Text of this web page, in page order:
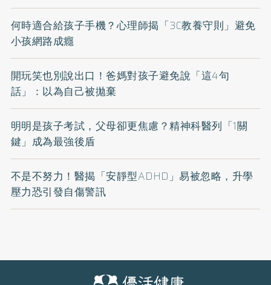
何時適合給孩子手機？心理師揭「3C教養守則」避免
小孩網路成癮
開玩笑也別說出口！爸媽對孩子避免說「這4句
話」：以為自己被拋棄
明明是孩子考試，父母卻更焦慮？精神科醫列「1關
鍵」成為最強後盾
不是不努力！醫揭「安靜型ADHD」易被忽略，升學
壓力恐引發自傷警訊